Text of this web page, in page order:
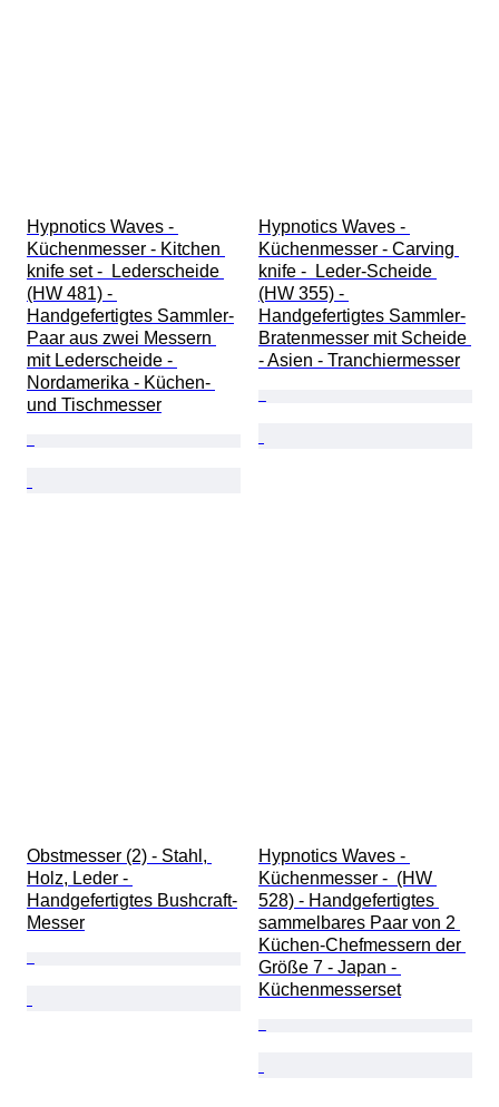
Hypnotics Waves -
Küchenmesser - Kitchen
knife set -  Lederscheide
(HW 481) -
Handgefertigtes Sammler-
Paar aus zwei Messern
mit Lederscheide -
Nordamerika - Küchen-
und Tischmesser
Hypnotics Waves -
Küchenmesser - Carving
knife -  Leder-Scheide
(HW 355) -
Handgefertigtes Sammler-
Bratenmesser mit Scheide
- Asien - Tranchiermesser
Obstmesser (2) - Stahl,
Holz, Leder -
Handgefertigtes Bushcraft-
Messer
Hypnotics Waves -
Küchenmesser -  (HW
528) - Handgefertigtes
sammelbares Paar von 2
Küchen-Chefmessern der
Größe 7 - Japan -
Küchenmesserset